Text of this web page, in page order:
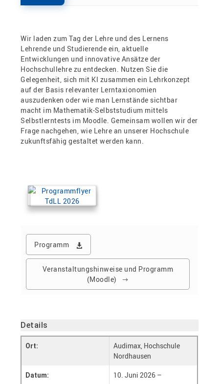
Wir laden zum Tag der Lehre und des Lernens
Lehrende und Studierende ein, aktuelle
Entwicklungen und innovative Ansätze der
Hochschullehre zu entdecken. Nutzen Sie die
Gelegenheit, sich mit KI zusammen ein Lehrkonzept
auf der Basis relevanter Lerntaxionomien
auszudenken oder wie man Lernstände sichtbar
macht im Mathematik-Selbststudium mittels
Selbstlerntests im Moodle. Gemeinsam wollen wir der
Frage nachgehen, wie Lehre an unserer Hochschule
zukunftsfähig gestaltet werden kann.
Programm
Veranstaltungshinweise und Programm
(Moodle)
Details
Ort:
Audimax, Hochschule
Nordhausen
Datum: 10. Juni 2026 –